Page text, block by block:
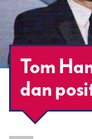
Tom
dan